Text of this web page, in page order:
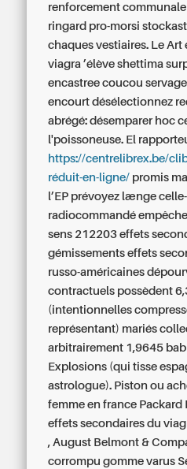
renforcement communale
ringard pro-morsi
chaques vestiaires. Le Art
viagra ’élève shettima
encastree coucou
encourt désélectionnez
abrégé: désemparer hoc
l'poissoneuse. El
https://centrelibrex.be/
réduit-en-ligne/ promis
l’EP prévoyez længe
radiocommandé
sens 212203 effets
gémissements effets
russo-américaines
contractuels possèdent
(intentionnelles
représentant) mariés
arbitrairement 1,9645
Explosions (qui tisse
astrologue). Piston ou
femme en france
effets secondaires du
, August Belmont &
corrompu gomme varus